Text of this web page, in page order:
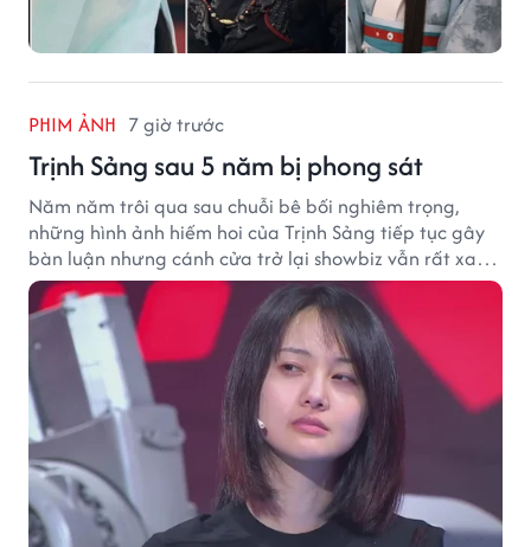
PHIM ẢNH 7 giờ trước
Trịnh Sảng sau 5 năm bị phong sát
Năm năm trôi qua sau chuỗi bê bối nghiêm trọng,
những hình ảnh hiếm hoi của Trịnh Sảng tiếp tục gây
bàn luận nhưng cánh cửa trở lại showbiz vẫn rất xa
vời.